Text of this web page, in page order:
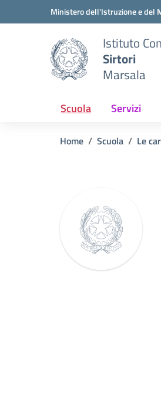
Vai ai contenuti
Vai al menu di navigazioneMinistero dell'Istruzione e del
Istituto
Sirtori
Marsala
Scuola Servizi
Home Scuola Le